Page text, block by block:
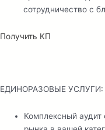
сотрудничество с
Получить КП
ЕДИНОРАЗОВЫЕ УСЛУГИ:
Комплексный аудит